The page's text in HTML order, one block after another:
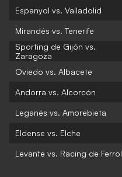
Espanyol vs. Valladolid
Mirandés vs. Tenerife
Sporting de Gijón vs.
Zaragoza
Oviedo vs. Albacete
Andorra vs. Alcorcón
Leganés vs. Amorebieta
Eldense vs. Elche
Levante vs. Racing de Ferrol